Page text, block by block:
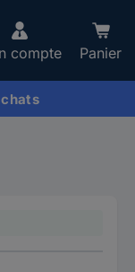
compte Panier